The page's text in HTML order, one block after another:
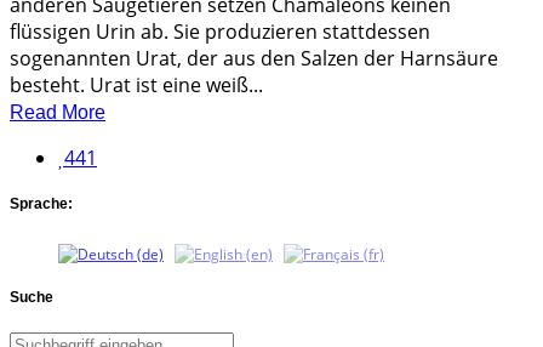
anderen Säugetieren setzen Chamäleons keinen
flüssigen Urin ab. Sie produzieren stattdessen
sogenannten Urat, der aus den Salzen der Harnsäure
besteht. Urat ist eine weiß...
Read More
441
Sprache:
Suche